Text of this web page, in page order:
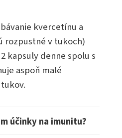
kvercetínu a
rozpustné v tukoch)
kapsuly denne spolu s
aspoň malé
účinky na imunitu?